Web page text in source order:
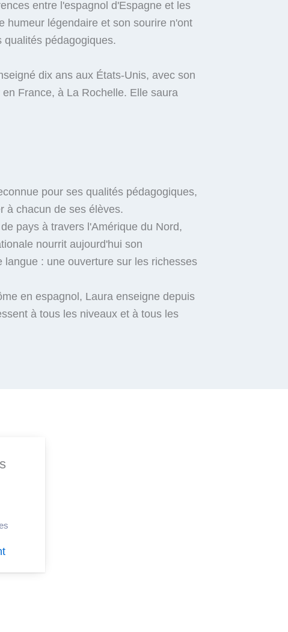
entre l'espagnol d'Espagne et les
humeur légendaire et son sourire n'ont
pédagogiques.
dix ans aux États-Unis, avec son
France, à La Rochelle. Elle saura
pour ses qualités pédagogiques,
à chacun de ses élèves.
pays à travers l'Amérique du Nord,
nourrit aujourd'hui son
: une ouverture sur les richesses
en espagnol, Laura enseigne depuis
à tous les niveaux et à tous les